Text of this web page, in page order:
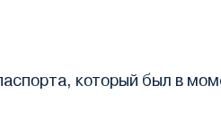
который был в